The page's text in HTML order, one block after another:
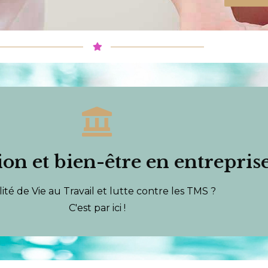
et bien-être en
de Vie au Travail et lutte contre les TMS ?
C'est par ici !
Nos prestations en entreprise
Découvrez ce que nous vous apportons.
VOTRE PROGRAMME PERSONNALISÉ